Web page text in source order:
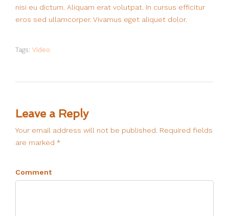
nisi eu dictum. Aliquam erat volutpat. In cursus efficitur
eros sed ullamcorper. Vivamus eget aliquet dolor.
Tags: Video
Leave a Reply
Your email address will not be published. Required fields
are marked *
Comment